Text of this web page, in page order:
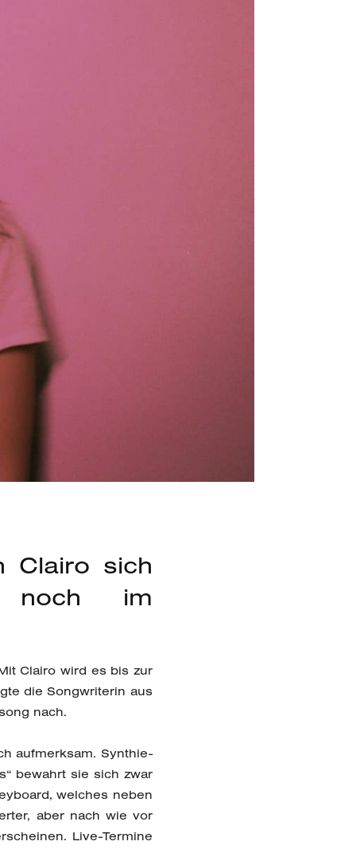
Clairo sich
noch im
Clairo wird es bis zur
die Songwriterin aus
nach.
aufmerksam. Synthie-
bewahrt sie sich zwar
welches neben
aber nach wie vor
Live-Termine